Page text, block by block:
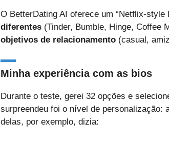
O BetterDating AI oferece um “Netflix-style
diferentes (Tinder, Bumble, Hinge, Coffee
objetivos de relacionamento (casual,
Minha experiência com as bios
Durante o teste, gerei 32 opções e
surpreendeu foi o nível de personalização:
delas, por exemplo, dizia: